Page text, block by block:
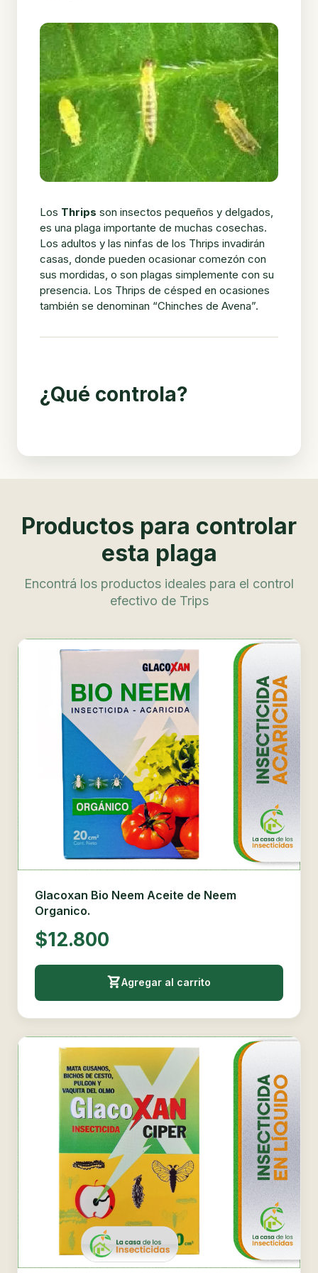
Los Thrips son insectos pequeños y delgados,
es una plaga importante de muchas cosechas.
Los adultos y las ninfas de los Thrips invadirán
casas, donde pueden ocasionar comezón con
sus mordidas, o son plagas simplemente con su
presencia. Los Thrips de césped en ocasiones
también se denominan “Chinches de Avena”.
¿Qué controla?
Productos para controlar
esta plaga
Encontrá los productos ideales para el control
efectivo de Trips
Glacoxan Bio Neem Aceite de Neem
Organico.
$12.800
Agregar al carrito